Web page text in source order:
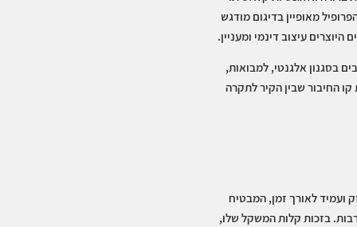
מאופיין בדיגום מודגש
עיצוב דינמי ומעניין.
בסגנון אלגנטי, למבואות,
החיבור שבין הקיר לתקרה
ועמיד לאורך זמן, המבטיח
בזכות קלות המשקל שלו,